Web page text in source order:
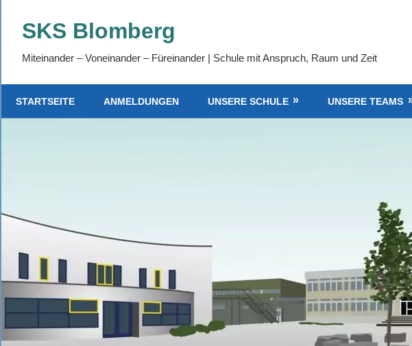
SKS Blomberg
Miteinander – Voneinander – Füreinander | Schule mit Anspruch, Raum und Zeit
STARTSEITE ANMELDUNGEN UNSERE SCHULE UNSERE TEAMS